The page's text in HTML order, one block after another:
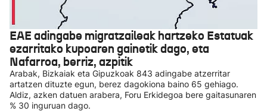
EAE adingabe migratzaileak hartzeko Estatuak
ezarritako kupoaren gainetik dago, eta
Nafarroa, berriz, azpitik
Arabak, Bizkaiak eta Gipuzkoak 843 adingabe atzerritar
artatzen dituzte egun, berez dagokiona baino 65 gehiago.
Aldiz, azken datuen arabera, Foru Erkidegoa bere gaitasunaren
% 30 inguruan dago.